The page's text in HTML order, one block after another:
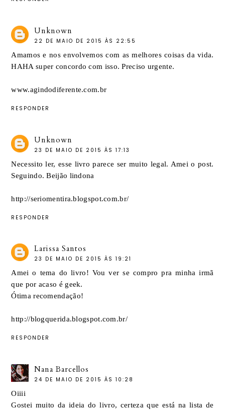
Unknown
22 DE MAIO DE 2015 ÀS 22:55
Amamos e nos envolvemos com as melhores coisas da vida.
HAHA super concordo com isso. Preciso urgente.
www.agindodiferente.com.br
RESPONDER
Unknown
23 DE MAIO DE 2015 ÀS 17:13
Necessito ler, esse livro parece ser muito legal. Amei o post.
Seguindo. Beijão lindona
http://seriomentira.blogspot.com.br/
RESPONDER
Larissa Santos
23 DE MAIO DE 2015 ÀS 19:21
Amei o tema do livro! Vou ver se compro pra minha irmã
que por acaso é geek.
Ótima recomendação!
http://blogquerida.blogspot.com.br/
RESPONDER
Nana Barcellos
24 DE MAIO DE 2015 ÀS 10:28
Oiiii
Gostei muito da ideia do livro, certeza que está na lista de